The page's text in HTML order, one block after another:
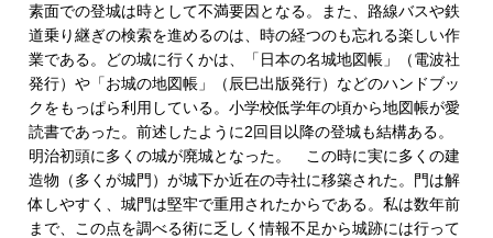
素面での登城は時として不満要因となる。また、路線バスや鉄
道乗り継ぎの検索を進めるのは、時の経つのも忘れる楽しい作
業である。どの城に行くかは、「日本の名城地図帳」（電波社
発行）や「お城の地図帳」（辰巳出版発行）などのハンドブッ
クをもっぱら利用している。小学校低学年の頃から地図帳が愛
読書であった。前述したように2回目以降の登城も結構ある。
明治初頭に多くの城が廃城となった。 この時に実に多くの建
造物（多くが城門）が城下か近在の寺社に移築された。門は解
体しやすく、城門は堅牢で重用されたからである。私は数年前
まで、この点を調べる術に乏しく情報不足から城跡には行って